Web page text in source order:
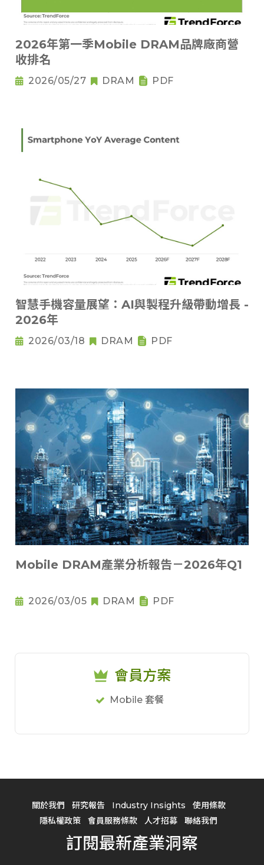
2026年第一季Mobile DRAM品牌廠商營
收排名
2026/05/27 DRAM PDF
智慧手機容量展望：AI與製程升級帶動增長 -
2026年
2026/03/18 DRAM PDF
Mobile DRAM產業分析報告－2026年Q1
2026/03/05 DRAM PDF
會員方案
Mobile 套餐
關於我們 研究報告 Industry Insights
使用條款
隱私權政策
會員服務條款 人才招募 聯絡我們
訂閱最新產業洞察